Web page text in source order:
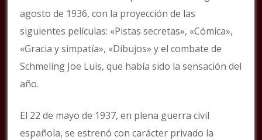
agosto de 1936, con la proyección de las
siguientes películas: «Pistas secretas», «Cómica»,
«Gracia y simpatía», «Dibujos» y el combate de
Schmeling Joe Luis, que había sido la sensación del
año.
El 22 de mayo de 1937, en plena guerra civil
española, se estrenó con carácter privado la